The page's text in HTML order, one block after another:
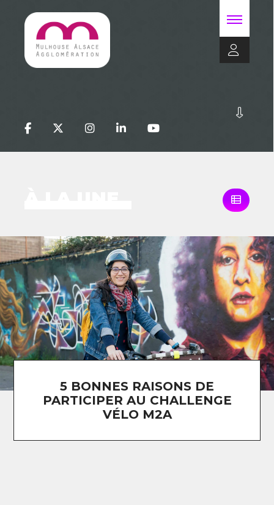
5 BONNES RAISONS DE
PARTICIPER AU CHALLENGE
VÉLO M2A